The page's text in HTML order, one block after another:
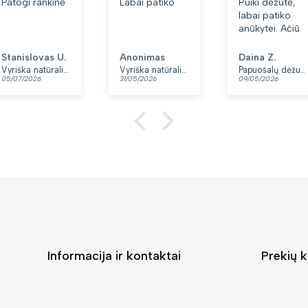
Stanislovas U.
05/07/2026
Anonimas
31/05/2026
labai patiko
anūkytei. Ačiū
Daina Z.
09/05/2026
Informacija ir kontaktai Prekių